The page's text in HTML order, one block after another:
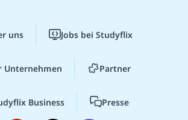
uns Jobs bei Studyflix
Unternehmen Partner
Business Presse